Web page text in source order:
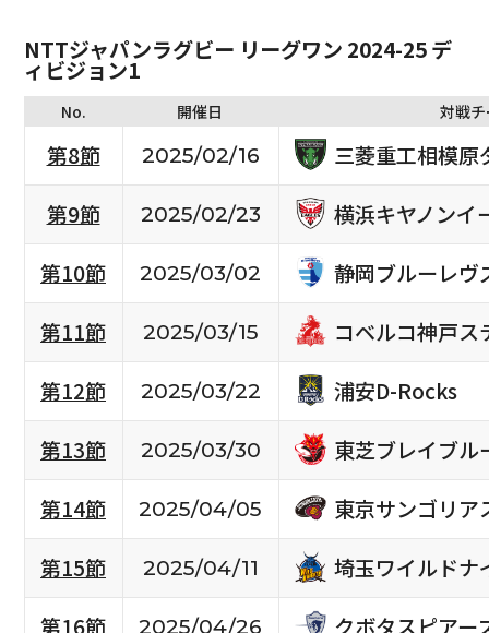
NTTジャパンラグビー リーグワン 2024-25 デ
ィビジョン1
No. 開催日 対戦
第8節 2025/02/16
三菱重工相模原
第9節
2025/02/23
横浜キヤノンイ
第10節
2025/03/02
静岡ブルーレヴ
第11節
2025/03/15
コベルコ神戸ス
第12節
2025/03/22
浦安D-Rocks
第13節
2025/03/30
東芝ブレイブル
第14節
2025/04/05
東京サンゴリア
第15節
2025/04/11
埼玉ワイルドナ
第16節
2025/04/26
クボタスピアー